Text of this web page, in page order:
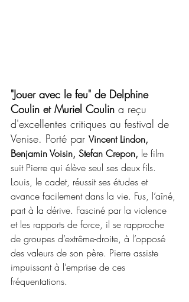
"Jouer avec le feu" de Delphine
Coulin et Muriel Coulin a reçu
d'excellentes critiques au festival de
Venise. Porté par Vincent Lindon,
Benjamin Voisin, Stefan Crepon, le film
suit Pierre qui élève seul ses deux fils.
Louis, le cadet, réussit ses études et
avance facilement dans la vie. Fus, l’aîné,
part à la dérive. Fasciné par la violence
et les rapports de force, il se rapproche
de groupes d’extrême-droite, à l’opposé
des valeurs de son père. Pierre assiste
impuissant à l’emprise de ces
fréquentations.